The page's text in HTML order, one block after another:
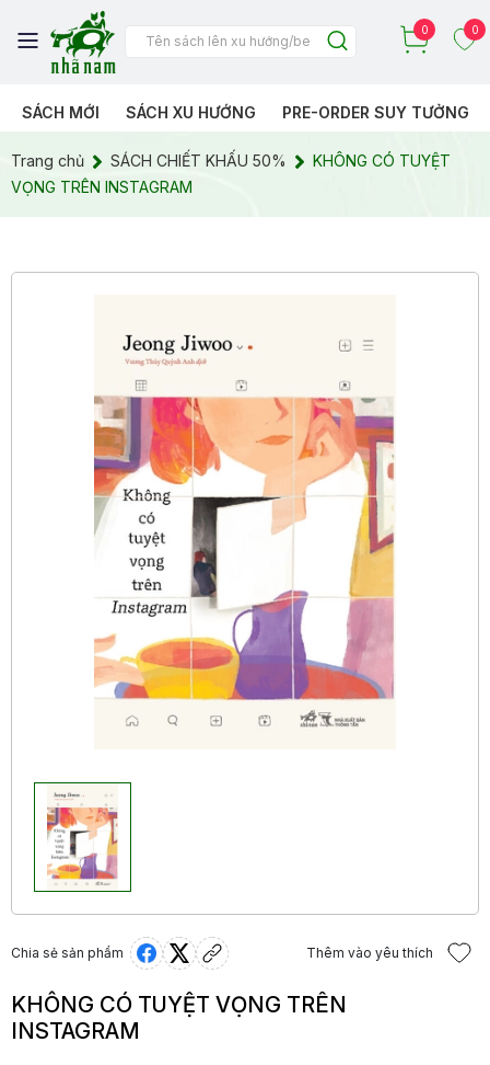
0 0
SÁCH MỚI SÁCH XU HƯỚNG PRE-ORDER SUY TƯỞNG
Trang chủ SÁCH CHIẾT KHẤU 50%
KHÔNG CÓ TUYỆT
VỌNG TRÊN INSTAGRAM
Chia sẻ sản phẩm Thêm vào yêu thích
KHÔNG CÓ TUYỆT VỌNG TRÊN
INSTAGRAM